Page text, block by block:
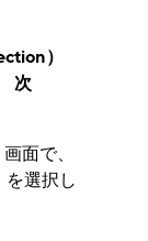
）
次
​ 画面で、
​ を選択し